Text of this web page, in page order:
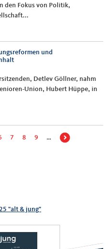
den Fokus von Politik,
und
Detlev Göllner, nahm
Union, Hubert Hüppe, in
7 8 9 …
"alt & jung"